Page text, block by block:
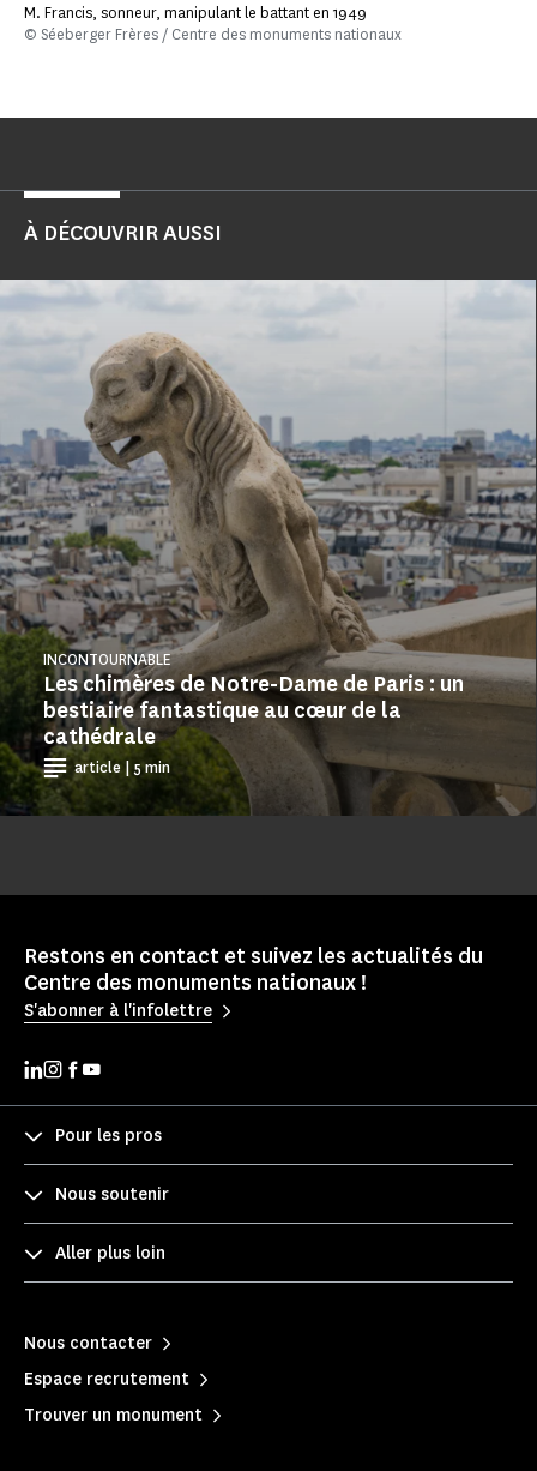
M. Francis, sonneur, manipulant le battant en 1949
© Séeberger Frères / Centre des monuments nationaux
À DÉCOUVRIR AUSSI
Les chimères de Notre-Dame de Paris : un
bestiaire fantastique au cœur de la
cathédrale
INCONTOURNABLE
article | 5 min
Restons en contact et suivez les actualités du
Centre des monuments nationaux !
S'abonner à l'infolettre
Pour les pros
Nous soutenir
Aller plus loin
Nous contacter
Espace recrutement
Trouver un monument